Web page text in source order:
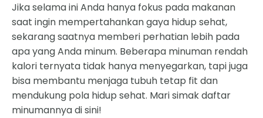
Jika selama ini Anda hanya fokus pada makanan
saat ingin mempertahankan gaya hidup sehat,
sekarang saatnya memberi perhatian lebih pada
apa yang Anda minum. Beberapa minuman rendah
kalori ternyata tidak hanya menyegarkan, tapi juga
bisa membantu menjaga tubuh tetap fit dan
mendukung pola hidup sehat. Mari simak daftar
minumannya di sini!